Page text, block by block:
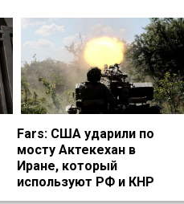
Fars: США ударили по
мосту Актекехан в
Иране, который
используют РФ и КНР